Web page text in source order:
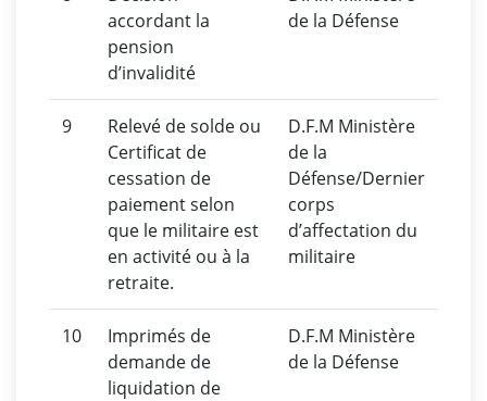
accordant la
pension
d’invalidité
de la Défense
9
Relevé de solde ou
Certificat de
cessation de
paiement selon
que le militaire est
en activité ou à la
retraite.
D.F.M Ministère
de la
Défense/Dernier
corps
d’affectation du
militaire
10
Imprimés de
demande de
liquidation de
D.F.M Ministère
de la Défense